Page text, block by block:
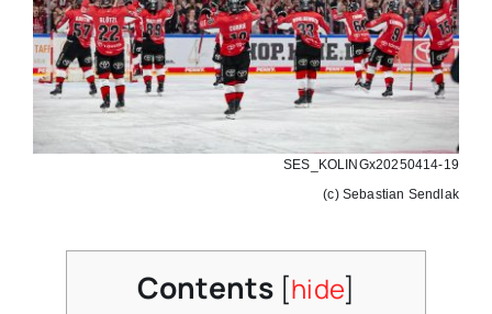
SES_KOLINGx20250414-19
(c) Sebastian Sendlak
Contents [hide]